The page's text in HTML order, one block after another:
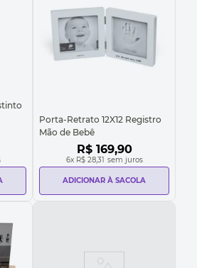
Porta-Retrato 12X12 Registro
Mão de Bebê
R$ 169,90
6x R$ 28,31 sem juros
ADICIONAR À SACOLA